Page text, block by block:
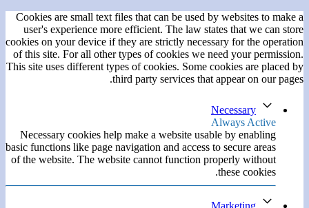
Cookies are small text files that can be used by websites to make a
user's experience more efficient. The law states that we can store
cookies on your device if they are strictly necessary for the operation
of this site. For all other types of cookies we need your permission.
This site uses different types of cookies. Some cookies are placed by
third party services that appear on our pages.
Necessary
Always Active
Necessary cookies help make a website usable by enabling
basic functions like page navigation and access to secure areas
of the website. The website cannot function properly without
these cookies.
Marketing